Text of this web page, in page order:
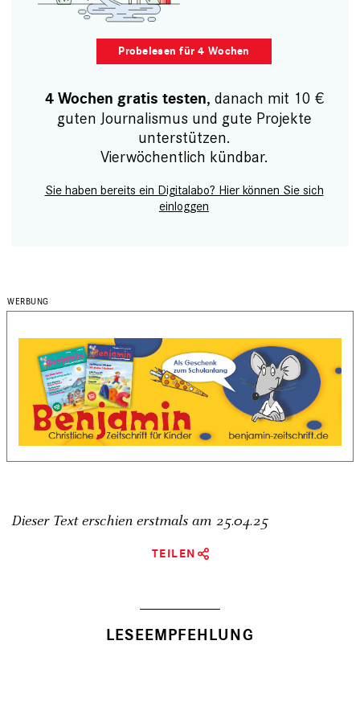
Probelesen für 4 Wochen
4 Wochen gratis testen, danach mit 10 €
guten Journalismus und gute Projekte
unterstützen.
Vierwöchentlich kündbar.
Sie haben bereits ein Digitalabo? Hier können Sie sich
einloggen
Dieser Text erschien erstmals am 25.04.25
TEILEN
LESEEMPFEHLUNG